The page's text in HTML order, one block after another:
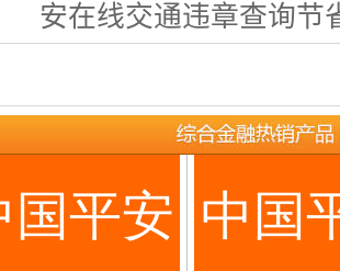
安在线交通违章查询节